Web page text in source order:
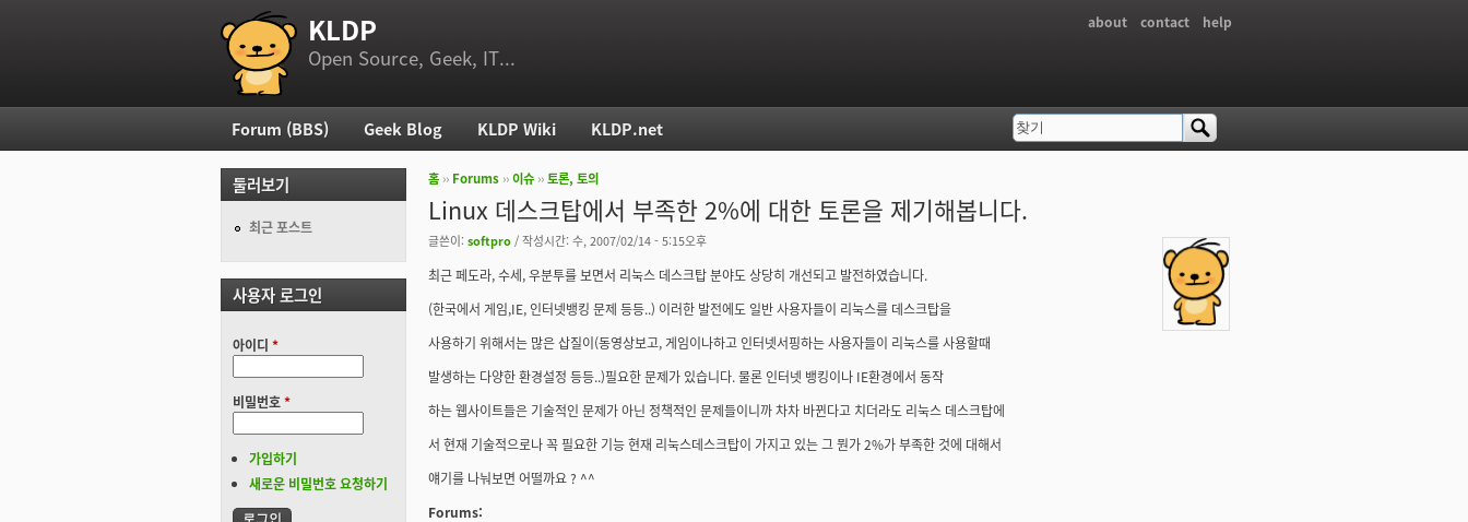
부 메뉴
about contact help
KLDP
Open Source, Geek, IT...
현재 위치
홈 ›› Forums ››이슈 ››토론, 토의
Linux 데스크탑에서 부족한 2%에 대한 토론을 제기해봅니다.
글쓴이: softpro / 작성시간: 수, 2007/02/14 - 5:15오후
최근 페도라, 수세, 우분투를 보면서 리눅스 데스크탑 분야도 상당히 개선되고 발전하였습니다.
(한국에서 게임,IE, 인터넷뱅킹 문제 등등..) 이러한 발전에도 일반 사용자들이 리눅스를 데스크탑을
사용하기 위해서는 많은 삽질이(동영상보고, 게임이나하고 인터넷서핑하는 사용자들이 리눅스를 사용할때
발생하는 다양한 환경설정 등등..)필요한 문제가 있습니다. 물론 인터넷 뱅킹이나 IE환경에서 동작
하는 웹사이트들은 기술적인 문제가 아닌 정책적인 문제들이니까 차차 바뀐다고 치더라도 리눅스 데스크탑에
서 현재 기술적으로나 꼭 필요한 기능 현재 리눅스데스크탑이 가지고 있는 그 뭔가 2%가 부족한 것에 대해서
얘기를 나눠보면 어떨까요 ? ^^
Forums:
주 메뉴
Forum (BBS) Geek Blog KLDP Wiki KLDP.net 검색 폼
찾기
둘러보기
최근 포스트
사용자 로그인
아이디 *
비밀번호*
가입하기
새로운 비밀번호 요청하기